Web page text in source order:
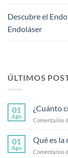
Descubre el
Endoláser
ÚLTIMOS
01
Ago
¿Cuánto
Comentarios
01
Ago
Qué es la
Comentarios